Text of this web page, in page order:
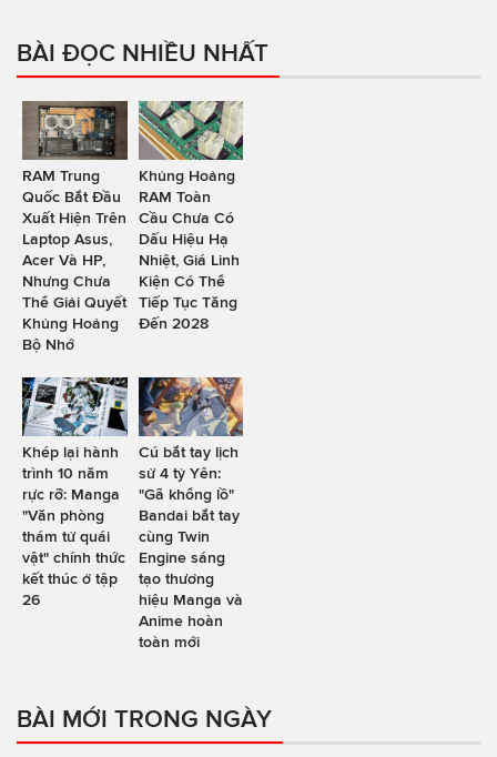
BÀI ĐỌC NHIỀU NHẤT
RAM Trung
Quốc Bắt Đầu
Xuất Hiện Trên
Laptop Asus,
Acer Và HP,
Nhưng Chưa
Thể Giải Quyết
Khủng Hoảng
Bộ Nhớ
Khủng Hoảng
RAM Toàn
Cầu Chưa Có
Dấu Hiệu Hạ
Nhiệt, Giá Linh
Kiện Có Thể
Tiếp Tục Tăng
Đến 2028
Khép lại hành
trình 10 năm
rực rỡ: Manga
"Văn phòng
thám tử quái
vật" chính thức
kết thúc ở tập
26
Cú bắt tay lịch
sử 4 tỷ Yên:
"Gã khổng lồ"
Bandai bắt tay
cùng Twin
Engine sáng
tạo thương
hiệu Manga và
Anime hoàn
toàn mới
BÀI MỚI TRONG NGÀY